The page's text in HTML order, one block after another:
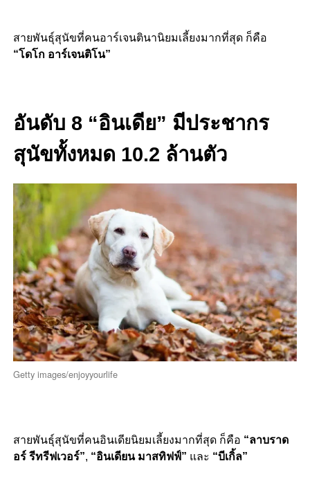
สายพันธุ์สุนัขที่คนอาร์เจนตินานิยมเลี้ยงมากที่สุด ก็คือ
“โดโก อาร์เจนติโน”
อันดับ 8 “อินเดีย” มีประชากร
สุนัขทั้งหมด 10.2 ล้านตัว
Getty images/enjoyyourlife
สายพันธุ์สุนัขที่คนอินเดียนิยมเลี้ยงมากที่สุด ก็คือ “ลาบราด
อร์ รีทรีฟเวอร์”, “อินเดียน มาสทิฟฟ์” และ “บีเกิ้ล”